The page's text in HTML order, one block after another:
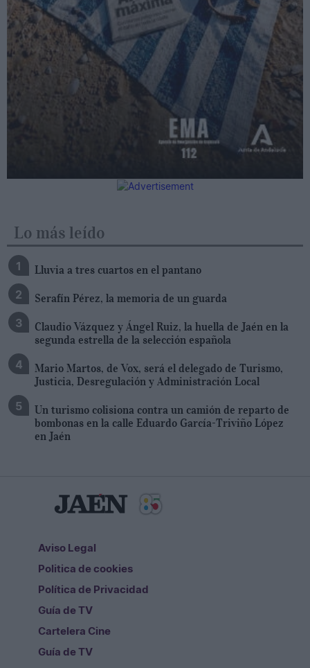
Lo más leído
Lluvia a tres cuartos en el pantano
Serafín Pérez, la memoria de un guarda
Claudio Vázquez y Ángel Ruiz, la huella de Jaén en la
segunda estrella de la selección española
Mario Martos, de Vox, será el delegado de Turismo,
Justicia, Desregulación y Administración Local
Un turismo colisiona contra un camión de reparto de
bombonas en la calle Eduardo García-Triviño López
en Jaén
Aviso Legal
Politica de cookies
Política de Privacidad
Guía de TV
Cartelera Cine
Guía de TV